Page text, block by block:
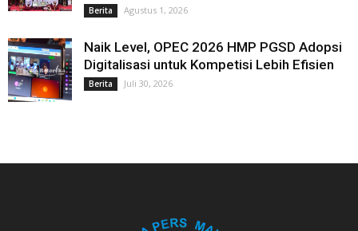
Berita Agustus 1, 2026
Naik Level, OPEC 2026 HMP PGSD Adopsi
Digitalisasi untuk Kompetisi Lebih Efisien
Berita Juli 30, 2026